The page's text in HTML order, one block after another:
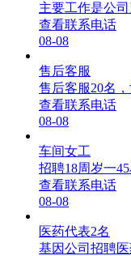
主要工作是公
查看联系电话
08-08
售后客服
售后客服20名
查看联系电话
08-08
车间女工
招聘18周岁一
查看联系电话
08-08
医药代表2名
基因公司招聘